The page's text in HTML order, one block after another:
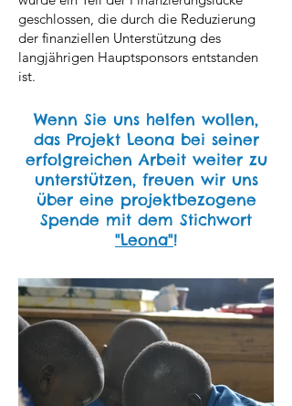
geschlossen, die durch die Reduzierung
der finanziellen Unterstützung des
langjährigen Hauptsponsors entstanden
ist.
Wenn Sie uns helfen wollen,
das Projekt Leona bei seiner
erfolgreichen Arbeit weiter zu
unterstützen, freuen wir uns
über eine projektbezogene
Spende mit dem Stichwort
"Leona"!